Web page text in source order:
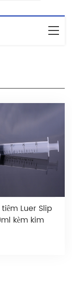
Luer Slip
kèm kim